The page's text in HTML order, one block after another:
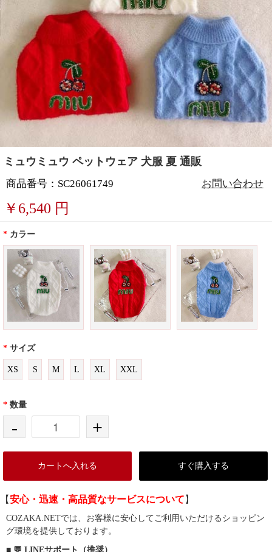
ミュウミュウ ペットウェア 犬服 夏 通販
商品番号：SC26061749 お問い合わせ
￥ 6,540 円
* カラー
* サイズ
XS S M L XL XXL
* 数量
- +
カートへ入れる すぐ購入する
【安心・迅速・高品質なサービスについて 】
COZAKA.NETでは、お客様に安心してご利用いただけるショッピン
グ環境を提供しております。
■ 💬 LINEサポート（推奨）